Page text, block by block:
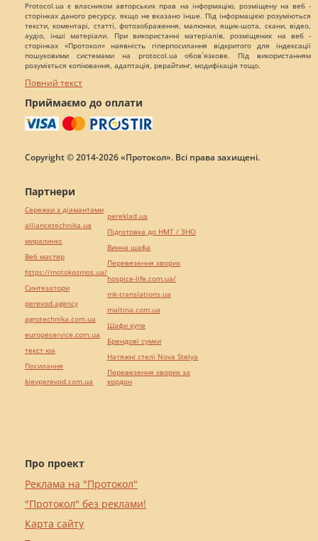
Protocol.ua є власником авторських прав на інформацію, розміщену на веб -
сторінках даного ресурсу, якщо не вказано інше. Під інформацією розуміються
тексти, коментарі, статті, фотозображення, малюнки, ящик-шота, скани, відео,
аудіо, інші матеріали. При використанні матеріалів, розміщених на веб -
сторінках «Протокол» наявність гіперпосилання відкритого для індексації
пошуковими системами на protocol.ua обов`язкове. Під використанням
розуміється копіювання, адаптація, рерайтинг, модифікація тощо.
Повний текст
Приймаємо до оплати
Copyright © 2014-2026 «Протокол». Всі права захищені.
Про проект
Реклама на "Протокол"
"Протокол" без реклами!
Карта сайту
Партнери
Сережки з діамантами
alliancetechnika.ua
миралинкс
Веб мастер
https://motokosmos.ua/
Синтезатори
perevod.agency
agrotechnika.com.ua
europeservice.com.ua
текст юа
Посилання
kievperevod.com.ua
pereklad.ua
Підготовка до НМТ / ЗНО
Винна шафа
Перевезення хворих
hospice-life.com.ua/
mk-translations.ua
maltina.com.ua
Шафи купе
Брендові сумки
Натяжні стелі Nova Stelya
Перевезення хворих за
кордон